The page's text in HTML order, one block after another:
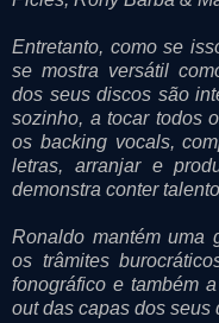
Entretanto, como se
se mostra versátil
dos seus discos são
sozinho, a tocar todos
os backing vocals,
letras, arranjar e
demonstra conter
Ronaldo mantém uma
os trâmites
fonográfico e também
out das capas dos seus